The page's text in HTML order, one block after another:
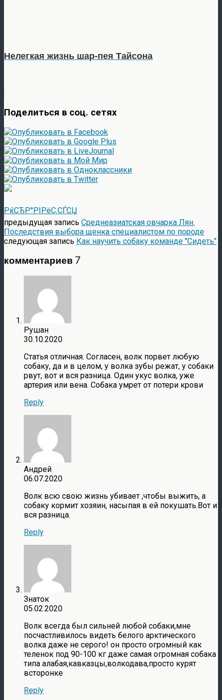
Нелегкая жизнь шар-пея Тайсона
Поделиться в соц. сетях
РќСЂР°РІРёС‚СЃСЏ
предыдущая запись Среднеазиатская овчарка Лян.
Последствия выбора щенка специалистом по породе
следующая запись Как научить собаку команде "Сидеть"
комментариев 7
Рушан
30.10.2020
Статья отличная. Согласен, волк порвет любую
собаку, да и в целом, у волка зубы режат, у собаки
рвут, вот и вся разница. Один укус волка, уже
артерия или вена. Собака умрет от потери крови
Reply
Андрей
06.07.2020
Волк всю свою жизнь убивает ,чтобы выжить, а
собаку кормит хозяин, насыпая в ей покушать.Вот и
вся разница.
Reply
Знаток
05.02.2020
Волк всегда был сильней любой собаки,мне
посчастливилось видеть белого арктического
волка даже не серого! он просто огромный как
теленок под 90-100 кг даже самая огромная собака
типа алабая,кавказцы,волкодава,просто курят
всторонке
Reply